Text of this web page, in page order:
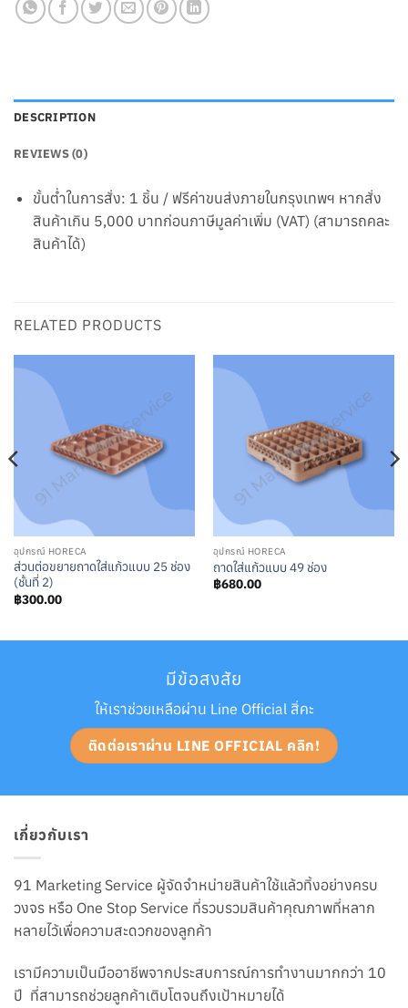
DESCRIPTION
REVIEWS (0)
ขั้นต่ำในการสั่ง: 1 ชิ้น / ฟรีค่าขนส่งภายในกรุงเทพฯ หากสั่ง
สินค้าเกิน 5,000 บาทก่อนภาษีมูลค่าเพิ่ม (VAT) (สามารถคละ
สินค้าได้)
RELATED PRODUCTS
อุปกรณ์ HORECA
ส่วนต่อขยายถาดใส่แก้วแบบ 25 ช่อง
(ชั้นที่ 2)
฿300.00
อุปกรณ์ HORECA
ถาดใส่แก้วแบบ 49 ช่อง
฿680.00
มีข้อสงสัย
ให้เราช่วยเหลือผ่าน Line Official สิ่คะ
ติดต่อเราผ่าน LINE OFFICIAL คลิก!
เกี่ยวกับเรา
91 Marketing Service ผู้จัดจำหน่ายสินค้าใช้แล้วทิ้งอย่างครบ
วงจร หรือ One Stop Service ที่รวบรวมสินค้าคุณภาพที่หลาก
หลายไว้เพื่อความสะดวกของลูกค้า
เรามีความเป็นมืออาชีพจากประสบการณ์การทำงานมากกว่า 10
ปี ที่สามารถช่วยลูกค้าเติบโตจนถึงเป้าหมายได้